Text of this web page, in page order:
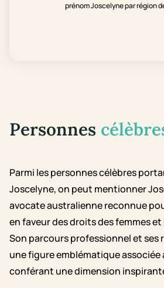
prénom Joscelyne par région
Personnes
Parmi les personnes célèbres
Joscelyne, on peut mentionner
avocate australienne reconnue
en faveur des droits des femmes
Son parcours professionnel et ses
une figure emblématique associée
conférant une dimension